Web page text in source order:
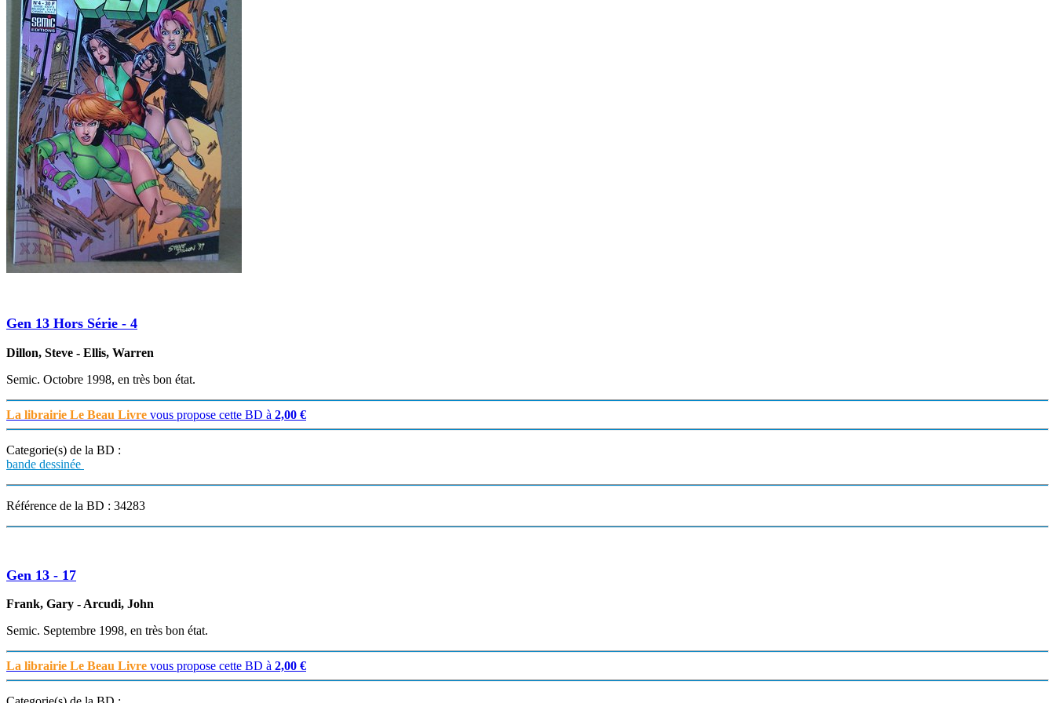
Gen 13 Hors Série - 4
Dillon, Steve - Ellis, Warren
Semic. Octobre 1998, en très bon état.
La librairie Le Beau Livre vous propose cette BD à 2,00 €
Categorie(s) de la BD :
bande dessinée
Référence de la BD : 34283
Gen 13 - 17
Frank, Gary - Arcudi, John
Semic. Septembre 1998, en très bon état.
La librairie Le Beau Livre vous propose cette BD à 2,00 €